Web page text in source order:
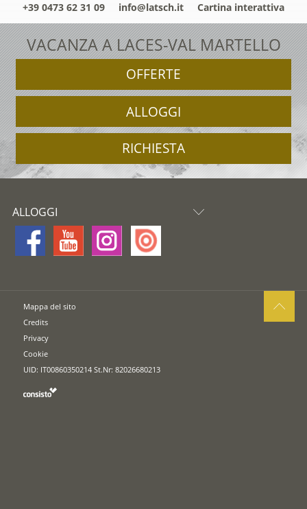
+39 0473 62 31 09 info@latsch.it Cartina interattiva
VACANZA A LACES-VAL MARTELLO
OFFERTE
ALLOGGI
RICHIESTA
ALLOGGI
Mappa del sito
Credits
Privacy
Cookie
UID: IT00860350214 St.Nr: 82026680213